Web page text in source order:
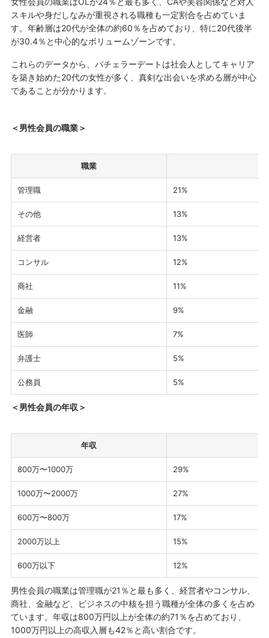
スキルや身だしなみが重視される職種も一定割合を占めていま
す。年齢層は20代が全体の約60％を占めており、特に20代後半
が30.4％と中心的なボリュームゾーンです。
これらのデータから、バチェラーデートは社会人としてキャリア
を築き始めた20代の女性が多く、真剣な出会いを求める層が中心
であることが分かります。
＜男性会員の職業＞
職業
管理職 21%
その他 13%
経営者 13%
コンサル 12%
商社 11%
金融 9%
医師 7%
弁護士 5%
公務員 5%
＜男性会員の年収＞
年収
800万〜1000万 29%
1000万〜2000万 27%
600万〜800万 17%
2000万以上 15%
600万以下 12%
男性会員の職業は管理職が21％と最も多く、経営者やコンサル、
商社、金融など、ビジネスの中核を担う職種が全体の多くを占め
ています。年収は800万円以上が全体の約71％を占めており、
1000万円以上の高収入層も42％と高い割合です。